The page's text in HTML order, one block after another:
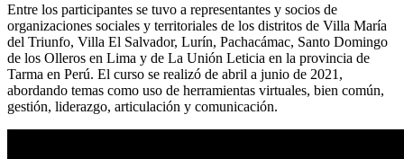
Entre los participantes se tuvo a representantes y socios de
organizaciones sociales y territoriales de los distritos de Villa María
del Triunfo, Villa El Salvador, Lurín, Pachacámac, Santo Domingo
de los Olleros en Lima y de La Unión Leticia en la provincia de
Tarma en Perú. El curso se realizó de abril a junio de 2021,
abordando temas como uso de herramientas virtuales, bien común,
gestión, liderazgo, articulación y comunicación.